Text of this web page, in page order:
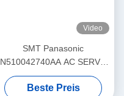
Video
SMT Panasonic
N510042740AA AC SERVO
MOTOR 3W MULTI Theta-
Motor P50BA2002BXS3C 3
Beste Preis